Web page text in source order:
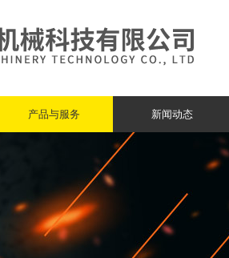
产品与服务 新闻动态